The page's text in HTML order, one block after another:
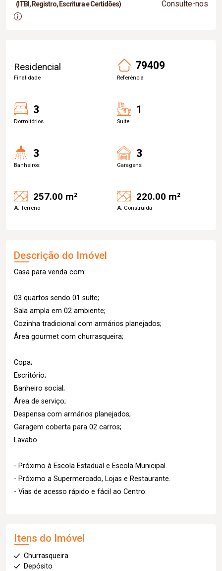
(ITBI, Registro, Escritura e Certidões) Consulte-nos
Residencial
Finalidade
79409
Referência
3
Dormitórios
1
Suite
3
Banheiros
3
Garagens
257.00 m²
A. Terreno
220.00 m²
A. Construída
Descrição do Imóvel
Casa para venda com:
03 quartos sendo 01 suíte;
Sala ampla em 02 ambiente;
Cozinha tradicional com armários planejados;
Área gourmet com churrasqueira;
Copa;
Escritório;
Banheiro social;
Área de serviço;
Despensa com armários planejados;
Garagem coberta para 02 carros;
Lavabo.
- Próximo à Escola Estadual e Escola Municipal.
- Próximo a Supermercado, Lojas e Restaurante.
- Vias de acesso rápido e fácil ao Centro.
Itens do Imóvel
Churrasqueira
Depósito